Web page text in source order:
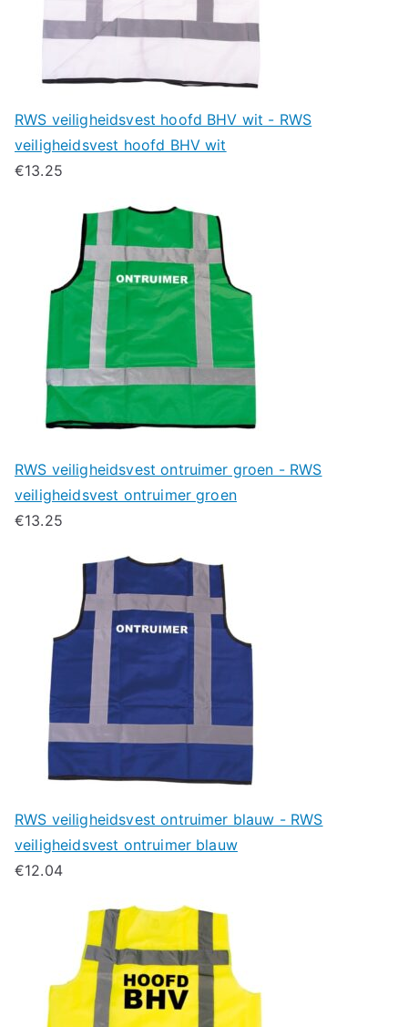
RWS veiligheidsvest hoofd BHV wit - RWS
veiligheidsvest hoofd BHV wit
€13.25
RWS veiligheidsvest ontruimer groen - RWS
veiligheidsvest ontruimer groen
€13.25
RWS veiligheidsvest ontruimer blauw - RWS
veiligheidsvest ontruimer blauw
€12.04